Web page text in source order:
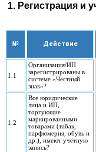
1. Регистрация и
№ Действие
1.1
Организация/ИП
зарегистрированы в
системе «Честный
знак»?
1.2
Все юридические
лица и ИП,
торгующие
маркированными
товарами (табак,
парфюмерия, обувь и
др.), имеют учётную
запись?